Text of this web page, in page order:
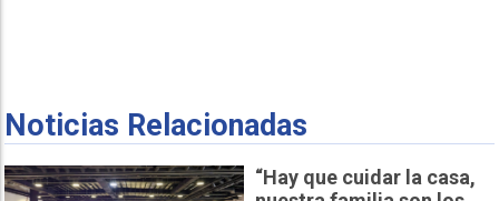
Noticias Relacionadas
“Hay que cuidar la casa,